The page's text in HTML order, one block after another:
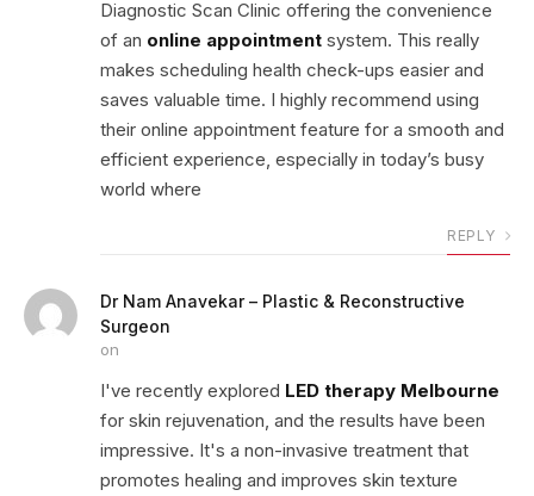
Diagnostic Scan Clinic offering the convenience
of an online appointment system. This really
makes scheduling health check-ups easier and
saves valuable time. I highly recommend using
their online appointment feature for a smooth and
efficient experience, especially in today’s busy
world where
REPLY
Dr Nam Anavekar – Plastic & Reconstructive
Surgeon
on
I've recently explored LED therapy Melbourne
for skin rejuvenation, and the results have been
impressive. It's a non-invasive treatment that
promotes healing and improves skin texture